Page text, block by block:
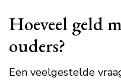
Hoeveel geld
ouders?
Een veelgestelde